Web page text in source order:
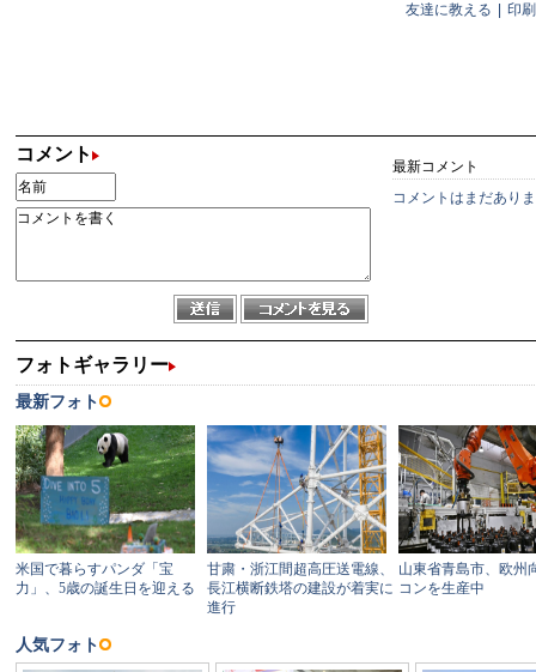
友達に教える 印刷
コメント
最新コメント
コメントはまだあり